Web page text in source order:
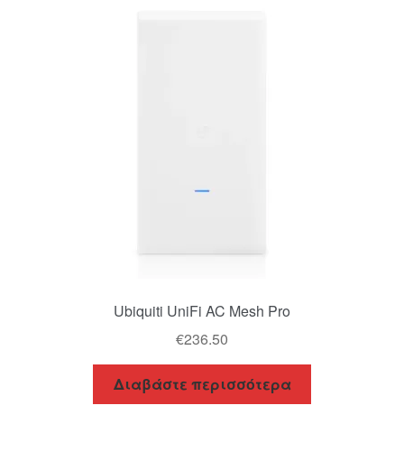
Ubiquiti UniFi AC Mesh Pro
€236.50
Διαβάστε περισσότερα